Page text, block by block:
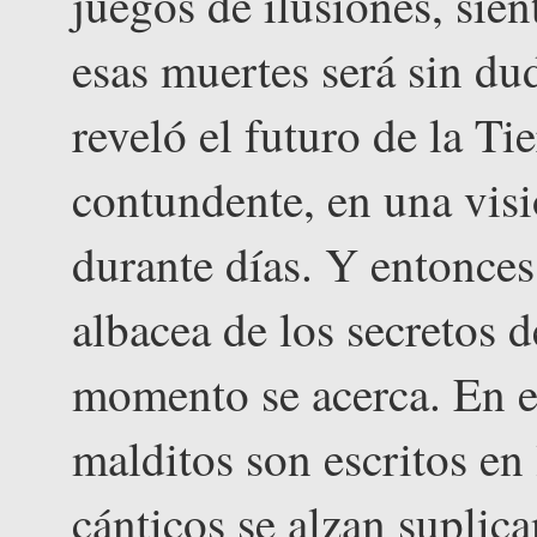
esas muertes será sin
reveló el futuro de la
contundente, en una
durante días. Y
albacea de los secretos
momento se acerca. En
malditos son escritos
cánticos se alzan